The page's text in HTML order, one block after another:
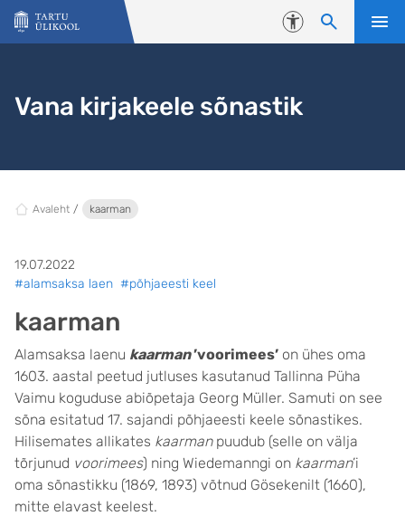
Liigu edasi põhisisu juurde
Juurdepääsetavus
Vana kirjakeele sõnastik
Avaleht kaarman
19.07.2022
#alamsaksa laen #põhjaeesti keel
kaarman
Alamsaksa laenu kaarman’voorimees’ on ühes oma
1603. aastal peetud jutluses kasutanud Tallinna Püha
Vaimu koguduse abiõpetaja Georg Müller. Samuti on see
sõna esitatud 17. sajandi põhjaeesti keele sõnastikes.
Hilisemates allikates kaarman puudub (selle on välja
tõrjunud voorimees) ning Wiedemanngi on kaarman’i
oma sõnastikku (1869, 1893) võtnud Gösekenilt (1660),
mitte elavast keelest.